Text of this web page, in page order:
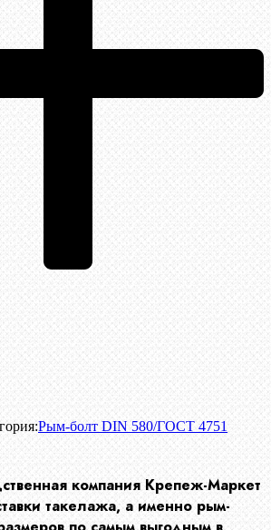
Рым-болт DIN 580/ГОСТ 4751
компания Крепеж-Маркет
такелажа, а именно рым-